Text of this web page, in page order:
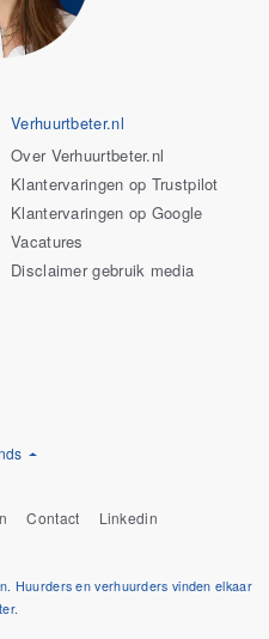
Verhuurtbeter.nl
Over Verhuurtbeter.nl
Klantervaringen op Trustpilot
Klantervaringen op Google
Vacatures
Disclaimer gebruik media
Contact Linkedin
Huurders en verhuurders vinden elkaar